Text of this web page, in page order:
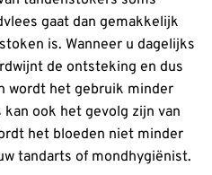
gaat dan gemakkelijk
is. Wanneer u dagelijks
de ontsteking en dus
wordt het gebruik minder
ook het gevolg zijn van
het bloeden niet minder
tandarts of mondhygiënist.